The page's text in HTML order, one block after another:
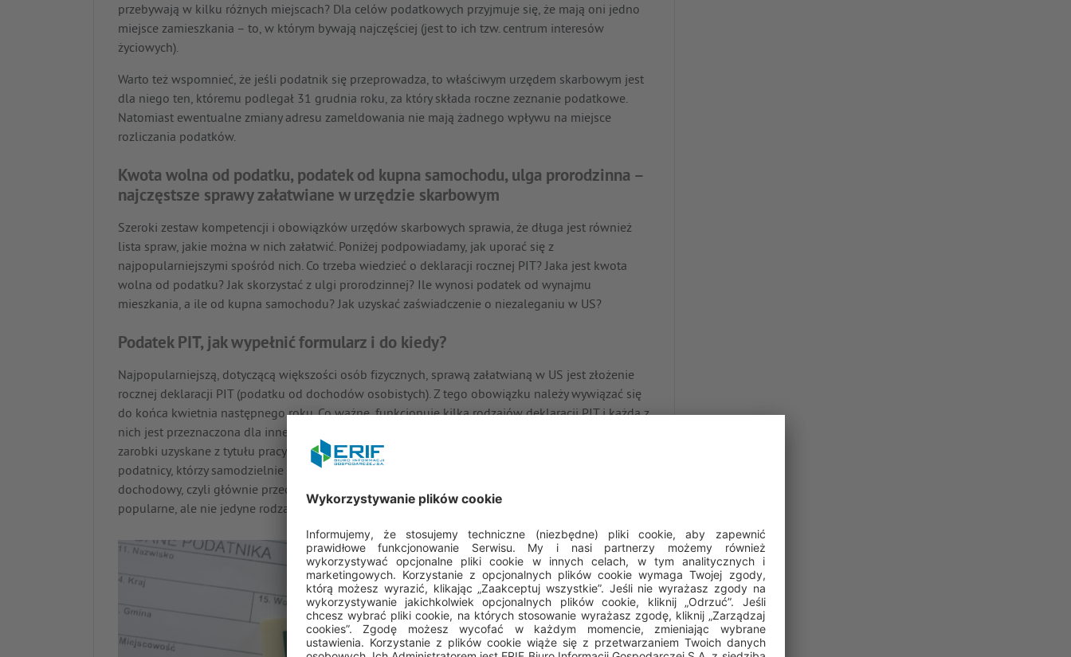
przebywają w kilku różnych miejscach? Dla celów podatkowych przyjmuje się, że mają oni jedno
miejsce zamieszkania – to, w którym bywają najczęściej (jest to ich tzw. centrum interesów
życiowych).
Warto też wspomnieć, że jeśli podatnik się przeprowadza, to właściwym urzędem skarbowym jest
dla niego ten, któremu podlegał 31 grudnia roku, za który składa roczne zeznanie podatkowe.
Natomiast ewentualne zmiany adresu zameldowania nie mają żadnego wpływu na miejsce
rozliczania podatków.
Kwota wolna od podatku, podatek od kupna samochodu, ulga prorodzinna –
najczęstsze sprawy załatwiane w urzędzie skarbowym
Szeroki zestaw kompetencji i obowiązków urzędów skarbowych sprawia, że długa jest również
lista spraw, jakie można w nich załatwić. Poniżej podpowiadamy, jak uporać się z
najpopularniejszymi spośród nich. Co trzeba wiedzieć o deklaracji rocznej PIT? Jaka jest kwota
wolna od podatku? Jak skorzystać z ulgi prorodzinnej? Ile wynosi podatek od wynajmu
mieszkania, a ile od kupna samochodu? Jak uzyskać zaświadczenie o niezaleganiu w US?
Podatek PIT, jak wypełnić formularz i do kiedy?
Najpopularniejszą, dotyczącą większości osób fizycznych, sprawą załatwianą w US jest złożenie
rocznej deklaracji PIT (podatku od dochodów osobistych). Z tego obowiązku należy wywiązać się
do końca kwietnia następnego roku. Co ważne, funkcjonuje kilka rodzajów deklaracji PIT i każda z
nich jest przeznaczona dla innego typu dochodów. Formularz PIT-37 obejmuje przede wszystkim
zarobki uzyskane z tytułu pracy na etacie czy umów cywilnoprawnych. PIT-36 wypełniają
podatnicy, którzy samodzielnie obliczają i przekazują na rachunek US zaliczki na podatek
dochodowy, czyli głównie przedsiębiorcy rozliczający się na zasadach ogólnych. To najbardziej
popularne, ale nie jedyne rodzaje rocznych deklaracji podatkowych.